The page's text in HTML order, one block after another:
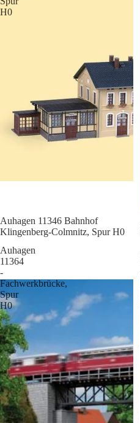
H0
Sale
Auhagen 11346 Bahnhof
Klingenberg-Colmnitz, Spur H0
Auhagen
11364
-
Fachwerkbrücke,
Spur
H0